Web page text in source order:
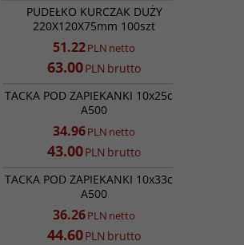
PROMOCJA
PUDEŁKO KURCZAK DUŻY
220X120X75mm 100szt
51.22PLN netto
63.00PLN brutto
PROMOCJA
TACKA POD ZAPIEKANKI 10x25cm
A500
34.96PLN netto
43.00PLN brutto
PROMOCJA
TACKA POD ZAPIEKANKI 10x33cm
A500
36.26PLN netto
44.60PLN brutto